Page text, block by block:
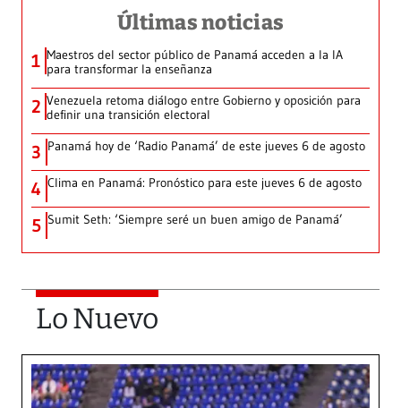
Últimas noticias
1 Maestros del sector público de Panamá acceden a la IA
para transformar la enseñanza
2 Venezuela retoma diálogo entre Gobierno y oposición para
definir una transición electoral
3 Panamá hoy de ‘Radio Panamá’ de este jueves 6 de agosto
4 Clima en Panamá: Pronóstico para este jueves 6 de agosto
5 Sumit Seth: ‘Siempre seré un buen amigo de Panamá’
Lo Nuevo